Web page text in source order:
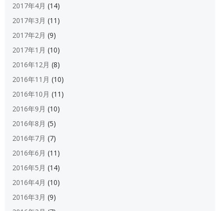
2017年4月 (14)
2017年3月 (11)
2017年2月 (9)
2017年1月 (10)
2016年12月 (8)
2016年11月 (10)
2016年10月 (11)
2016年9月 (10)
2016年8月 (5)
2016年7月 (7)
2016年6月 (11)
2016年5月 (14)
2016年4月 (10)
2016年3月 (9)